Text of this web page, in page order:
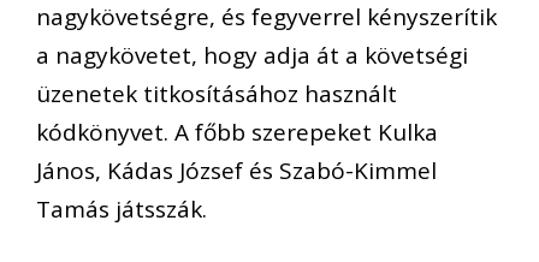
nagykövetségre, és fegyverrel kényszerítik
a nagykövetet, hogy adja át a követségi
üzenetek titkosításához használt
kódkönyvet. A főbb szerepeket Kulka
János, Kádas József és Szabó-Kimmel
Tamás játsszák.